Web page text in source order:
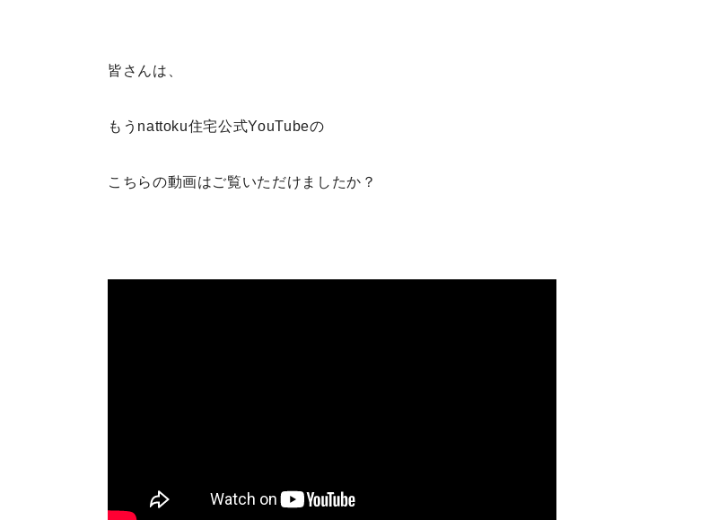
皆さんは、
もうnattoku住宅公式YouTubeの
こちらの動画はご覧いただけましたか？